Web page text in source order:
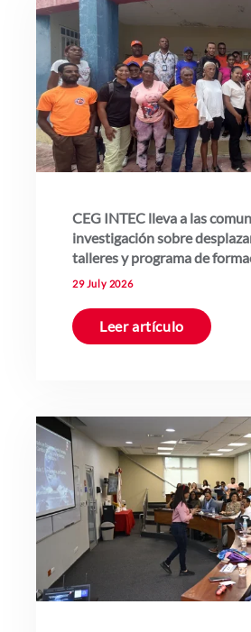
CEG INTEC lleva a las
investigación sobre
talleres y programa de
29 July 2026
Leer artículo